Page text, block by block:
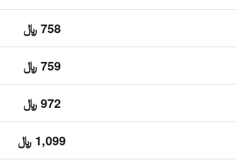
758 ﷼
759 ﷼
972 ﷼
1,099 ﷼